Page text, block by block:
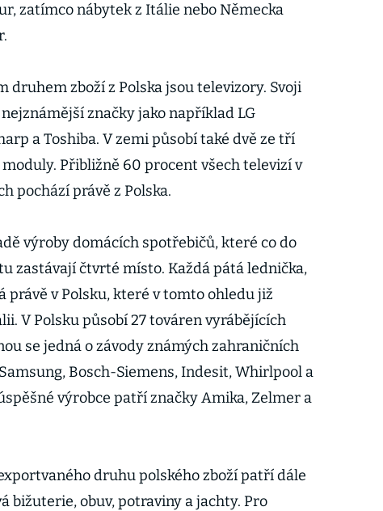
zatímco nábytek z Itálie nebo Německa
druhem zboží z Polska jsou televizory. Svoji
značky jako například LG
a Toshiba. V zemi působí také dvě ze tří
Přibližně 60 procent všech televizí v
pochází právě z Polska.
výroby domácích spotřebičů, které co do
zastávají čtvrté místo. Každá pátá lednička,
právě v Polsku, které v tomto ohledu již
V Polsku působí 27 továren vyrábějících
se jedná o závody známých zahraničních
Bosch-Siemens, Indesit, Whirlpool a
výrobce patří značky Amika, Zelmer a
druhu polského zboží patří dále
bižuterie, obuv, potraviny a jachty. Pro